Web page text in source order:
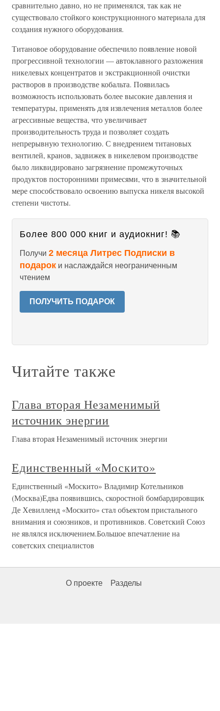
сравнительно давно, но не применялся, так как не
существовало стойкого конструкционного материала для
создания нужного оборудования.
Титановое оборудование обеспечило появление новой
прогрессивной технологии — автоклавного разложения
никелевых концентратов и экстракционной очистки
растворов в производстве кобальта. Появилась
возможность использовать более высокие давления и
температуры, применять для извлечения металлов более
агрессивные вещества, что увеличивает
производительность труда и позволяет создать
непрерывную технологию. С внедрением титановых
вентилей, кранов, задвижек в никелевом производстве
было ликвидировано загрязнение промежуточных
продуктов посторонними примесями, что в значительной
мере способствовало освоению выпуска никеля высокой
степени чистоты.
Более 800 000 книг и аудиокниг! 📚
Получи 2 месяца Литрес Подписки в
подарок и наслаждайся неограниченным
чтением
ПОЛУЧИТЬ ПОДАРОК
Читайте также
Глава вторая Незаменимый
источник энергии
Глава вторая Незаменимый источник энергии
Единственный «Москито»
Единственный «Москито» Владимир Котельников
(Москва)Едва появившись, скоростной бомбардировщик
Де Хевилленд «Москито» стал объектом пристального
внимания и союзников, и противников. Советский Союз
не являлся исключением.Большое впечатление на
советских специалистов
О проекте Разделы